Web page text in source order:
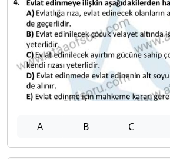
A B C